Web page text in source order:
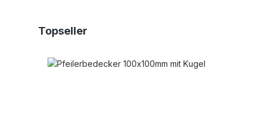
Produktgalerie überspringen
Topseller